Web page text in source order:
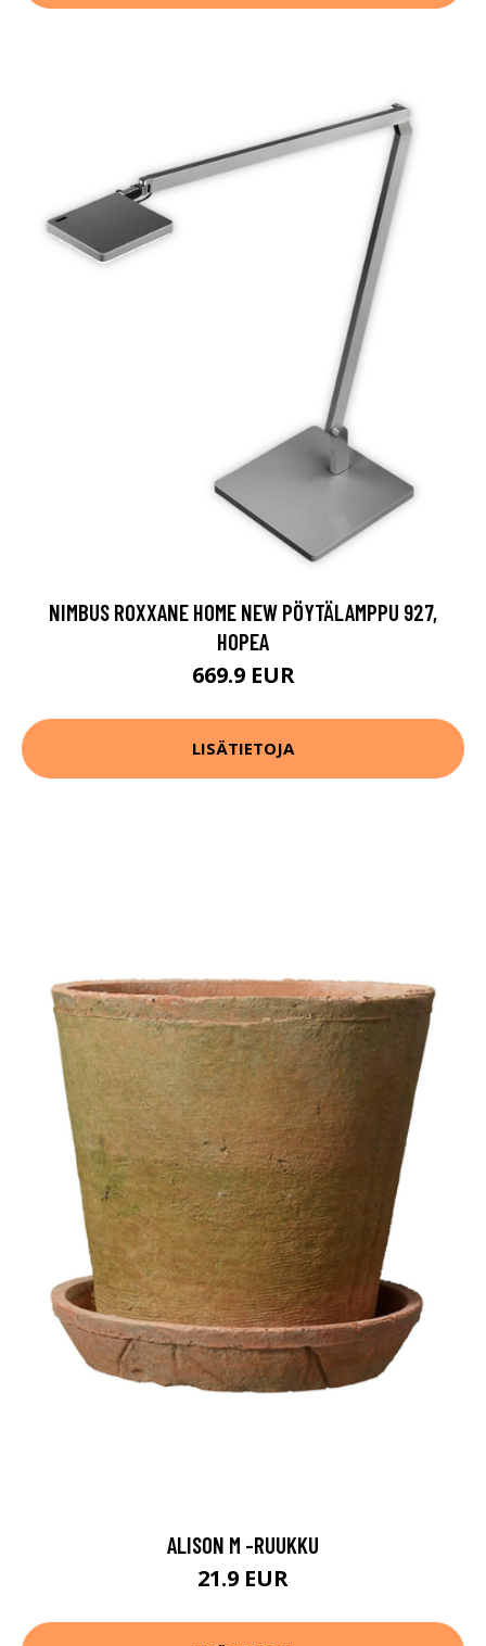
NIMBUS ROXXANE HOME NEW PÖYTÄLAMPPU 927,
HOPEA
669.9 EUR
LISÄTIETOJA
ALISON M -RUUKKU
21.9 EUR